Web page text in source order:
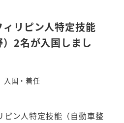
リピン人特定技能
）2名が入国しまし
ゴリー
入国・着任
ピン人特定技能（自動車整